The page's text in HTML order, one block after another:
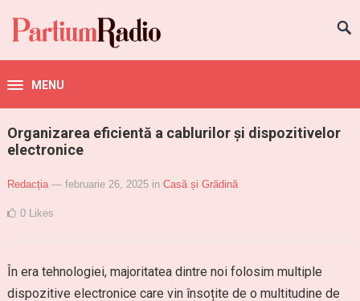
MENU
Organizarea eficientă a cablurilor și dispozitivelor
electronice
Redacția — februarie 26, 2025 in Casă și Grădină
0 Likes
În era tehnologiei, majoritatea dintre noi folosim multiple
dispozitive electronice care vin însoțite de o multitudine de